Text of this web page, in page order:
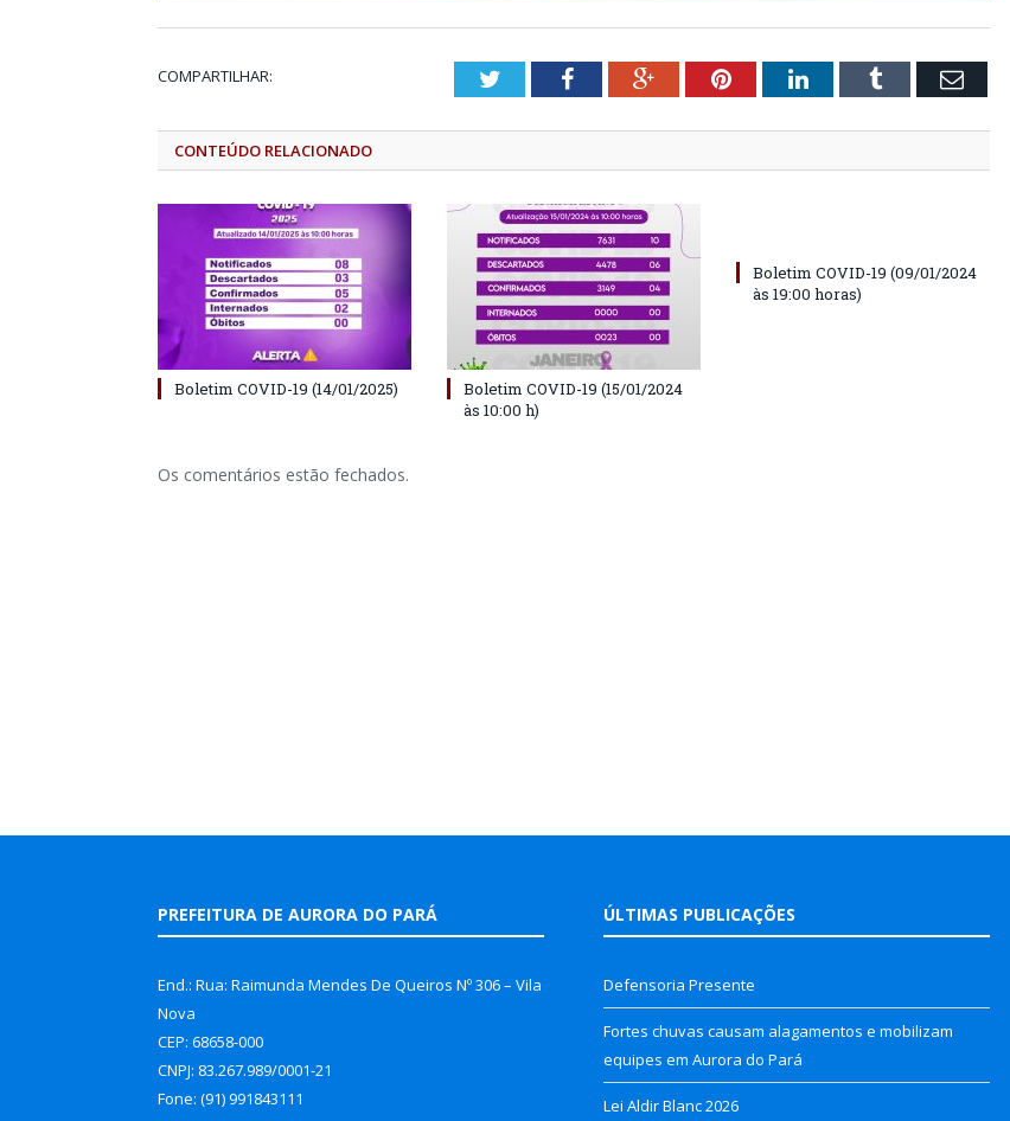
COMPARTILHAR: TwitterFacebookGoogle+PinterestLinkedInTumblr Email
CONTEÚDO RELACIONADO
Boletim COVID-19 (14/01/2025)
Boletim COVID-19 (15/01/2024
às 10:00 h)
Boletim COVID-19 (09/01/2024
às 19:00 horas)
Os comentários estão fechados.
PREFEITURA DE AURORA DO PARÁ
End.: Rua: Raimunda Mendes De Queiros Nº 306 – Vila
Nova
CEP: 68658-000
CNPJ: 83.267.989/0001-21
Fone: (91) 991843111
ÚLTIMAS PUBLICAÇÕES
Defensoria Presente
Fortes chuvas causam alagamentos e mobilizam
equipes em Aurora do Pará
Lei Aldir Blanc 2026